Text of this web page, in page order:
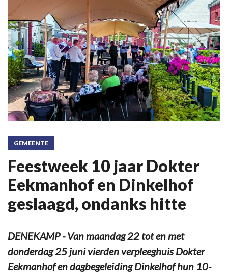
GEMEENTE
Feestweek 10 jaar Dokter
Eekmanhof en Dinkelhof
geslaagd, ondanks hitte
DENEKAMP - Van maandag 22 tot en met
donderdag 25 juni vierden verpleeghuis Dokter
Eekmanhof en dagbegeleiding Dinkelhof hun 10-